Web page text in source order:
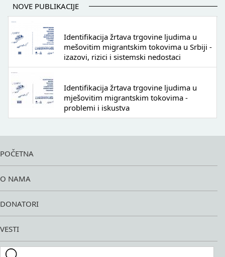
NOVE PUBLIKACIJE
Identifikacija žrtava trgovine ljudima u
mešovitim migrantskim tokovima u Srbiji -
izazovi, rizici i sistemski nedostaci
Identifikacija žrtava trgovine ljudima u
mješovitim migrantskim tokovima -
problemi i iskustva
POČETNA
O NAMA
DONATORI
VESTI
Search this site